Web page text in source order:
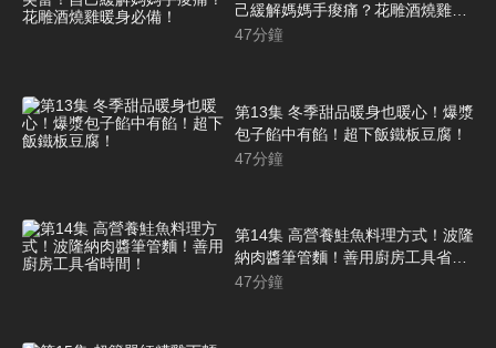
己緩解媽媽手痠痛？花雕酒燒雞暖
身必備！
47分鐘
第13集 冬季甜品暖身也暖心！爆漿
包子餡中有餡！超下飯鐵板豆腐！
47分鐘
第14集 高營養鮭魚料理方式！波隆
納肉醬筆管麵！善用廚房工具省時
間！
47分鐘